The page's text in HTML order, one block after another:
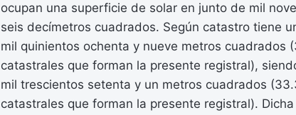
ocupan una superficie de solar en junto de mil
seis decímetros cuadrados. Según catastro tiene
mil quinientos ochenta y nueve metros cuadrados
catastrales que forman la presente registral),
mil trescientos setenta y un metros cuadrados
catastrales que forman la presente registral).